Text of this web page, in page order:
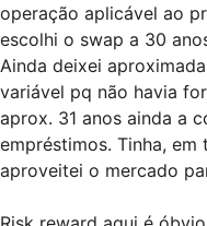
operação aplicável ao
escolhi o swap a 30
Ainda deixei
variável pq não havia
aprox. 31 anos ainda a
empréstimos. Tinha,
aproveitei o mercado